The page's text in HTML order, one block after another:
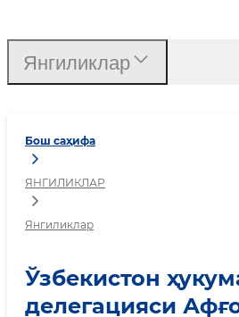
Бош саҳифа
ЯНГИЛИКЛАР
Янгиликлар
Ўзбекистон
делегацияси
Янгиликлар